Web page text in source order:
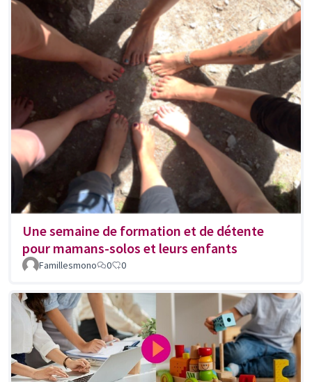
Une semaine de formation et de détente
pour mamans-solos et leurs enfants
Famillesmono 0 0